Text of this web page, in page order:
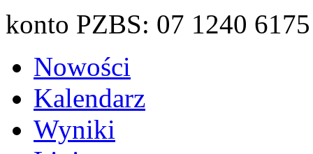
konto PZBS: 07 1240
Nowości
Kalendarz
Wyniki